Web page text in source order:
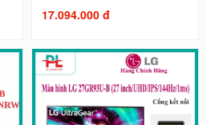
17.094.000 đ